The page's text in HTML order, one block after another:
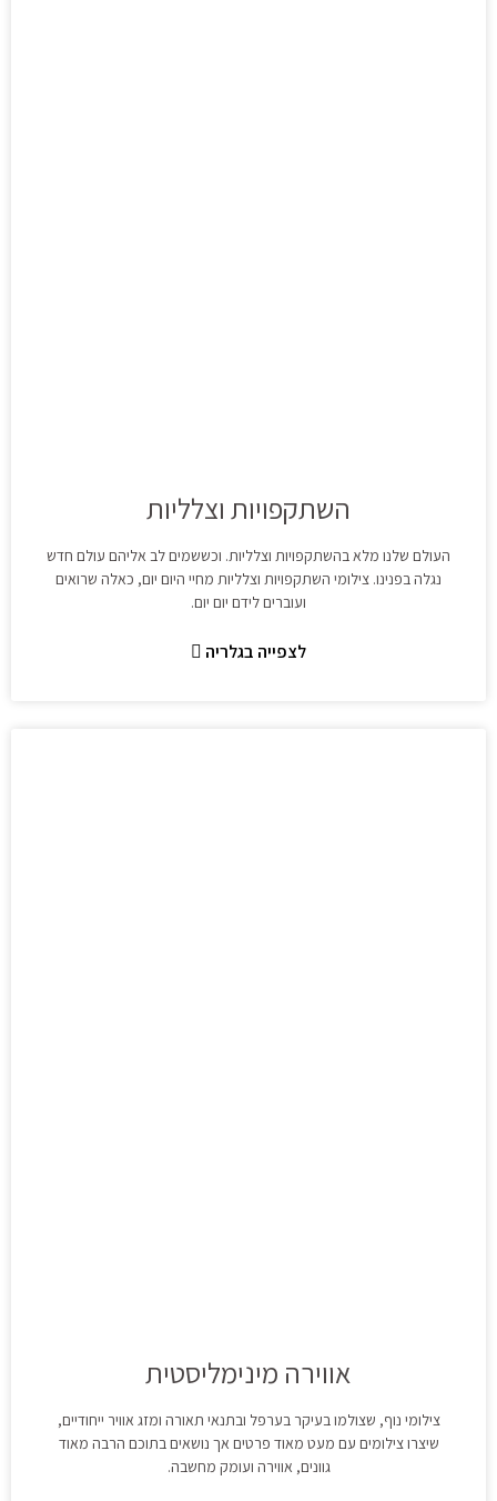
השתקפויות וצלליות
העולם שלנו מלא בהשתקפויות וצלליות. וכששמים לב אליהם עולם חדש
נגלה בפנינו. צילומי השתקפויות וצלליות מחיי היום יום, כאלה שרואים
ועוברים לידם יום יום.
לצפייה בגלריה
אווירה מינימליסטית
צילומי נוף, שצולמו בעיקר בערפל ובתנאי תאורה ומזג אוויר ייחודיים,
שיצרו צילומים עם מעט מאוד פרטים אך נושאים בתוכם הרבה מאוד
גוונים, אווירה ועומק מחשבה.